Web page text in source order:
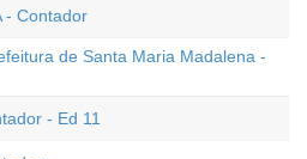
- Contador
de Santa Maria Madalena -
- Ed 11